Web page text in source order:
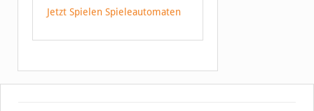
Jetzt Spielen Spieleautomaten